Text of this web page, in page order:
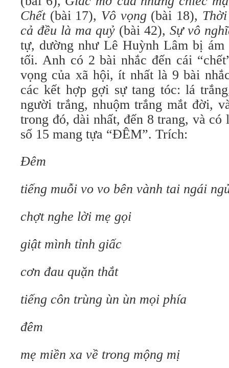
Chết(bài 17), Vô vọng (bài 18),
cả đều là ma quỷ (bài 42), Sự vô
tự, dường như Lê Huỳnh Lâm bị
tối. Anh có 2 bài nhắc đến cái
vọng của xã hội, ít nhất là 9 bài
các kết hợp gợi sự tang tóc: lá
người trắng, nhuộm trắng mắt đời,
trong đó, dài nhất, đến 8 trang, và có
số 15 mang tựa “ĐÊM”. Trích:
Đêm
tiếng muỗi vo vo bên vành tai ngái
chợt nghe lời mẹ gọi
giật mình tỉnh giấc
cơn đau quặn thắt
tiếng côn trùng ùn ùn mọi phía
đêm
mẹ miền xa về trong mộng mị